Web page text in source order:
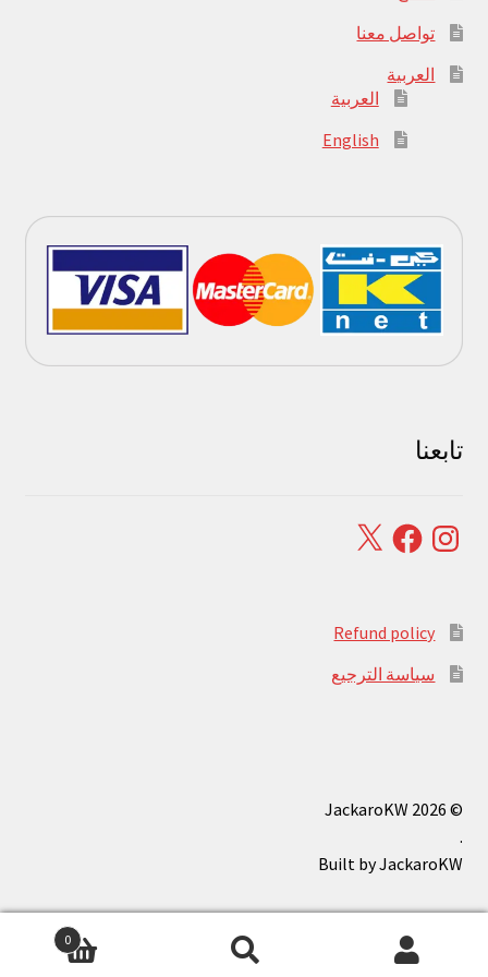
تواصل معنا
العربية
العربية
English
تابعنا
Instagram
Facebook
X
Refund policy
سياسة الترجيع
© JackaroKW 2026
.
0